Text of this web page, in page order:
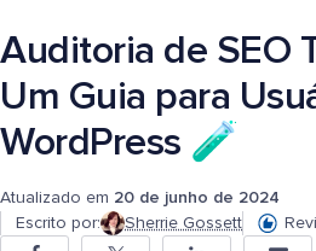
Auditoria de SEO
Um Guia para
WordPress 🧪
Atualizado em 20 de junho de 2024
Escrito por:
Sherrie Gossett